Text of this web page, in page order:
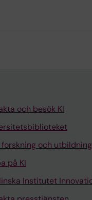
och besök KI
forskning och utbildning
på KI
Institutet